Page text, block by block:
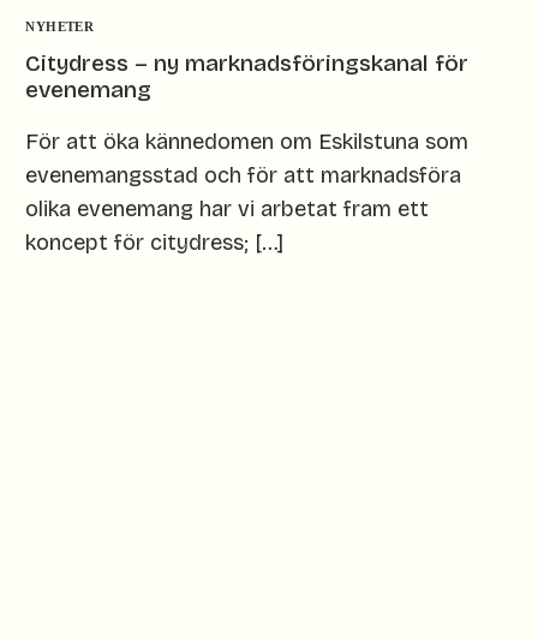
NYHETER
Citydress – ny marknadsföringskanal för
evenemang
För att öka kännedomen om Eskilstuna som
evenemangsstad och för att marknadsföra
olika evenemang har vi arbetat fram ett
koncept för citydress; […]